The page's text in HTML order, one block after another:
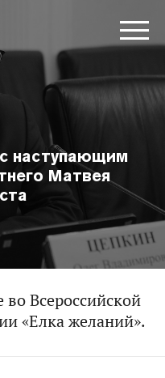
наступающим
Матвея
во Всероссийской
«Елка желаний».